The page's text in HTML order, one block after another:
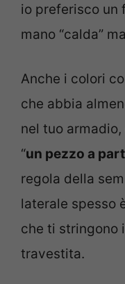
io preferisco un
mano “calda”
Anche i colori
che abbia
nel tuo
“un pezzo a
regola della
laterale spesso
che ti stringono
travestita.